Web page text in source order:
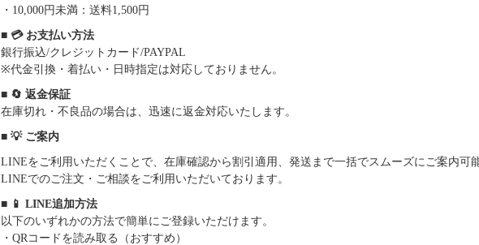
・10,000円未満：送料1,500円
■ 💳 お支払い方法
銀行振込/クレジットカード/PAYPAL
※代金引換・着払い・日時指定は対応しておりません。
■ 🔄 返金保証
在庫切れ・不良品の場合は、迅速に返金対応いたします。
■ 💡 ご案内
LINEをご利用いただくことで、在庫確認から割引適用、発送まで一括でスムーズにご案内可
LINEでのご注文・ご相談をご利用いただいております。
■ 📱 LINE追加方法
以下のいずれかの方法で簡単にご登録いただけます。
・QRコードを読み取る（おすすめ）